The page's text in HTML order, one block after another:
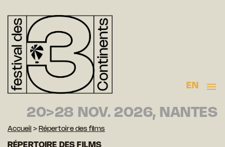
EN
20>28 NOV. 2026, NANTES
Accueil > Répertoire des films
RÉPERTOIRE DES FILMS